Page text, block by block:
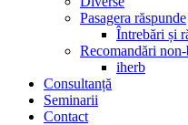
Pasagera răspunde
Întrebări și
Recomandări
iherb
Consultanță
Seminarii
Contact